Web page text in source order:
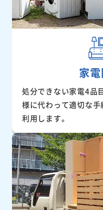
家
処分できない家電4品
様に代わって適切な
利用します。